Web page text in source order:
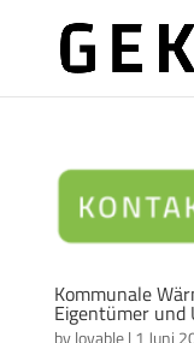
Kommunale
Eigentümer